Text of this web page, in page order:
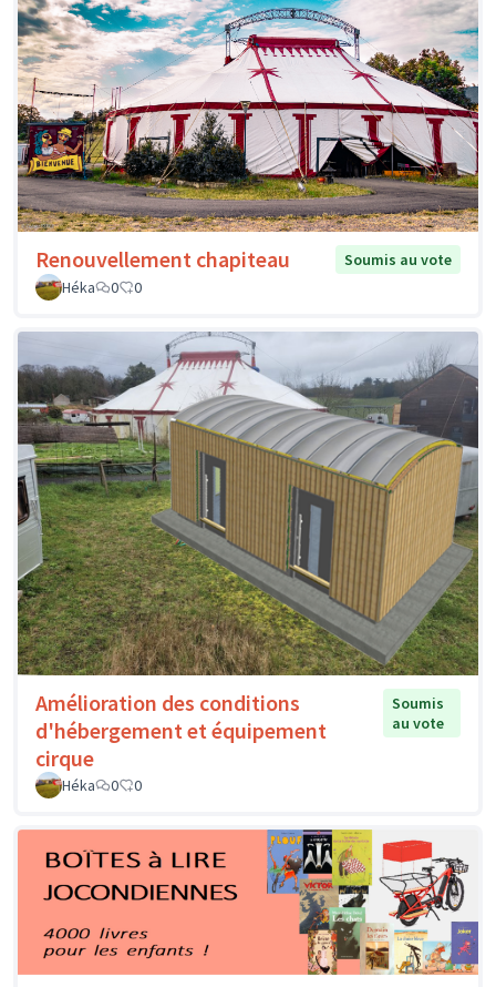
Renouvellement chapiteau
Soumis au vote
Héka
0 0
Amélioration des conditions
d'hébergement et équipement
cirque
Soumis
au vote
Héka 0 0